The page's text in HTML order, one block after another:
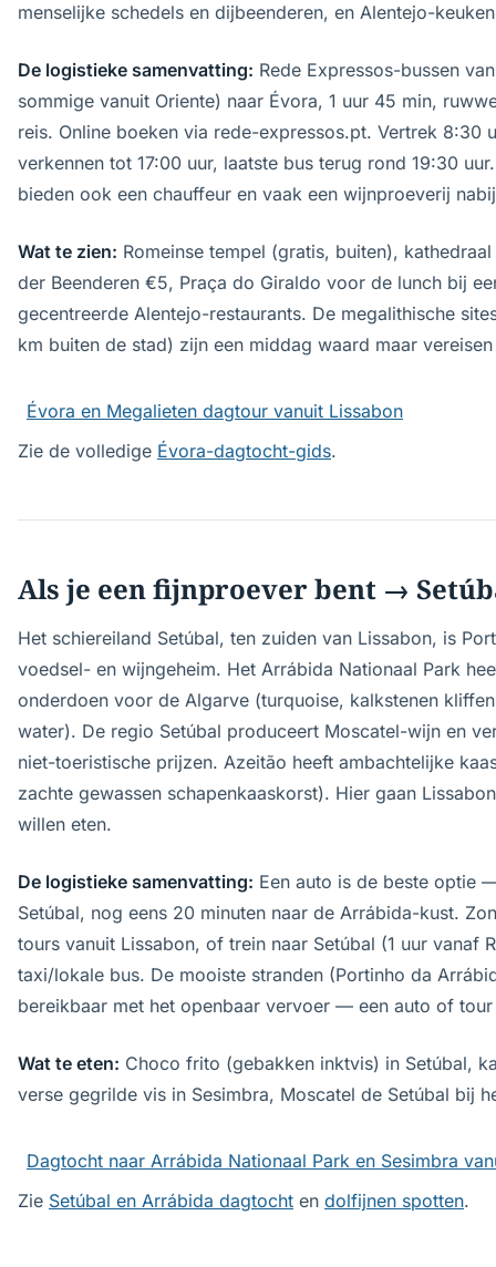
menselijke schedels en dijbeenderen, en Alentejo-
De logistieke samenvatting: Rede Expressos-bussen
sommige vanuit Oriente) naar Évora, 1 uur 45 min,
reis. Online boeken via rede-expressos.pt. Vertrek 8:30
verkennen tot 17:00 uur, laatste bus terug rond 19:30
bieden ook een chauffeur en vaak een wijnproeverij
Wat te zien: Romeinse tempel (gratis, buiten),
der Beenderen €5, Praça do Giraldo voor de lunch bij
gecentreerde Alentejo-restaurants. De megalithische
km buiten de stad) zijn een middag waard maar
Évora en Megalieten dagtour vanuit Lissabon
Zie de volledige Évora-dagtocht-gids.
Als je een fijnproever bent →
Het schiereiland Setúbal, ten zuiden van Lissabon, is
voedsel- en wijngeheim. Het Arrábida Nationaal Park
onderdoen voor de Algarve (turquoise, kalkstenen
water). De regio Setúbal produceert Moscatel-wijn en
niet-toeristische prijzen. Azeitão heeft ambachtelijke
zachte gewassen schapenkaaskorst). Hier gaan
willen eten.
De logistieke samenvatting: Een auto is de beste optie
Setúbal, nog eens 20 minuten naar de Arrábida-kust.
tours vanuit Lissabon, of trein naar Setúbal (1 uur vanaf
taxi/lokale bus. De mooiste stranden (Portinho da
bereikbaar met het openbaar vervoer — een auto of
Wat te eten: Choco frito (gebakken inktvis) in Setúbal,
verse gegrilde vis in Sesimbra, Moscatel de Setúbal bij
Dagtocht naar Arrábida Nationaal Park en Sesimbra
Zie Setúbal en Arrábida dagtocht en dolfijnen spotten.